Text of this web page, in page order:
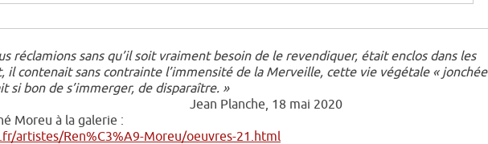
réclamions sans qu’il soit vraiment besoin de le revendiquer, était enclos dans les
il contenait sans contrainte l’immensité de la Merveille, cette vie végétale « jonchée
si bon de s’immerger, de disparaître. »
18 mai 2020
Moreu à la galerie :
artistes/Ren%C3%A9-Moreu/oeuvres-21.html